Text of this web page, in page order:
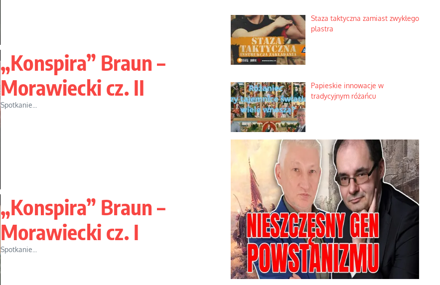
„Konspira” Braun –
Morawiecki cz. II
Spotkanie...
„Konspira” Braun –
Morawiecki cz. I
Spotkanie...
Staza taktyczna zamiast zwykłego
plastra
Papieskie innowacje w
tradycyjnym różańcu